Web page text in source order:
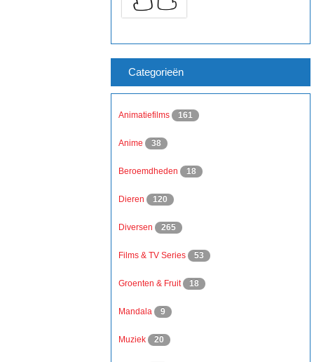
Categorieën
Animatiefilms 161
Anime 38
Beroemdheden 18
Dieren 120
Diversen 265
Films & TV Series 53
Groenten & Fruit 18
Mandala 9
Muziek 20